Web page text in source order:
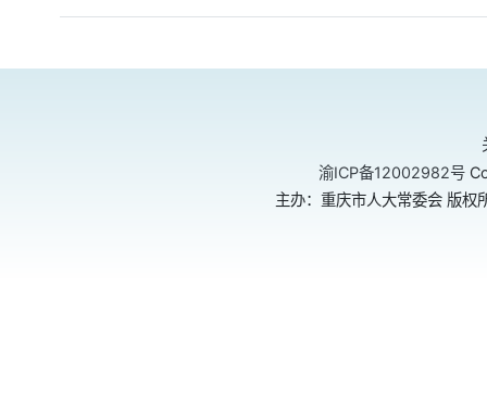
渝ICP备12002982号
主办：重庆市人大常委会 版